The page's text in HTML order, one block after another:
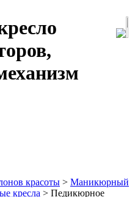
красоты > Маникюрный
кресла > Педикюрное